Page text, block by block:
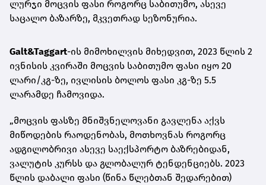
ლურჯი მოცვის ფასი როგორც საბითუმო, ასევე
საცალო ბაზარზე, მკვეთრად სეზონურია.
Galt&Taggart-ის მიმოხილვის მიხედვით, 2023 წლის 2
ივნისის კვირაში მოცვის საბითუმო ფასი იყო 20
ლარი/კგ-ზე, ივლისის ბოლოს ფასი კგ-ზე 5.5
ლარამდე ჩამოვიდა.
„მოცვის ფასზე მნიშვნელოვანი გავლენა აქვს
მიწოდების რაოდენობას, მოთხოვნას როგორც
ადგილობრივი ასევე საექსპორტო ბაზრებიდან,
ვალუტის კურსს და გლობალურ ტენდენციებს. 2023
წლის დაბალი ფასი (წინა წლებთან შედარებით)